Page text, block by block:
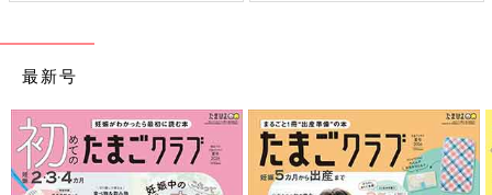
1歳のお誕生日は家族全員にとって思い出に残る日です。記念写
席を設けたいというのが心情ですね。日々の育児で疲れていて
も、子どもの喜ぶ顔が見たいと思うママたちの頑張りがとてもよ
く伝わってきました。素敵なお誕生日になりますように！
最新号